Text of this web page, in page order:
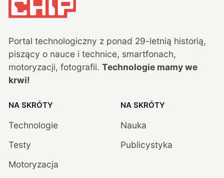
Portal technologiczny z ponad 29-letnią historią,
piszący o nauce i technice, smartfonach,
motoryzacji, fotografii. Technologie mamy we
krwi!
NA SKRÓTY
Technologie
Testy
Motoryzacja
NA SKRÓTY
Nauka
Publicystyka